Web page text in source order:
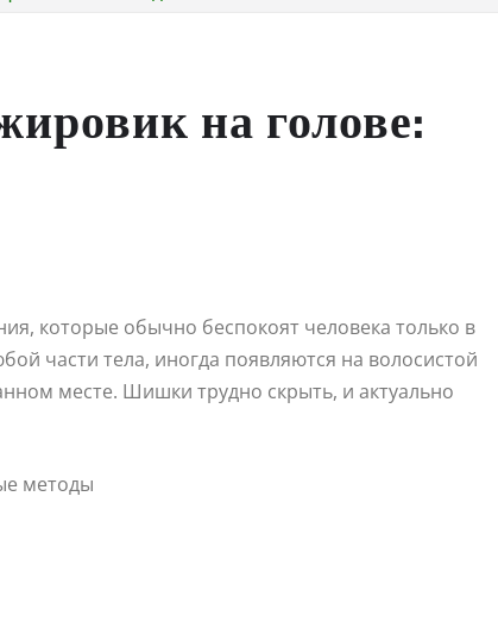
на голове:
которые обычно беспокоят человека только в
части тела, иногда появляются на волосистой
месте. Шишки трудно скрыть, и актуально